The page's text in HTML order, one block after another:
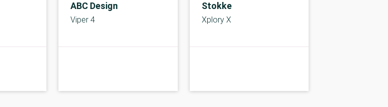
ABC Design
Viper 4
Stokke
Xplory X